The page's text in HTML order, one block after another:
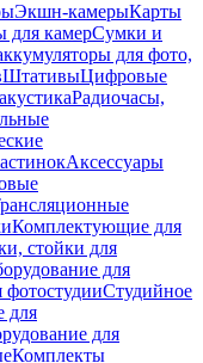
Экшн-камерыКарты
для камерСумки и
для фото,
ШтативыЦифровые
Радиочасы,
Аксессуары
Комплектующие для
стойки для
для
Студийное
для
для
Комплекты